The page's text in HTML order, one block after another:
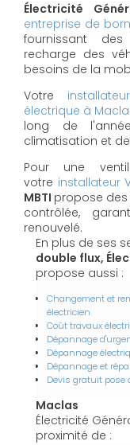
Électricité
entreprise de
fournissant
recharge des
besoins de la
Votre
électrique à
long de
climatisation et
Pour une
votre installateur
MBTI propose
contrôlée,
renouvelé.
En plus de ses
double flux,
propose aussi :
Changement et
électricien
Coût travaux
Dépannage
Dépannage
Dépannage et
Devis gratuit pose
Maclas
Électricité
proximité de :